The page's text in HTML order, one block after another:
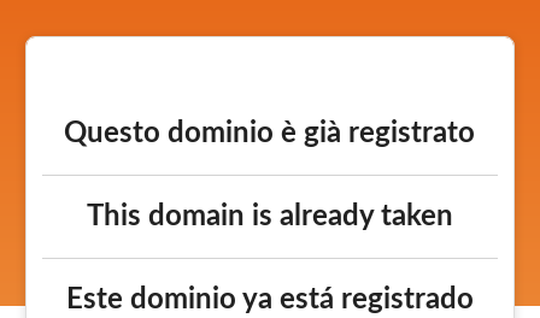
Questo dominio è già registrato
This domain is already taken
Este dominio ya está registrado